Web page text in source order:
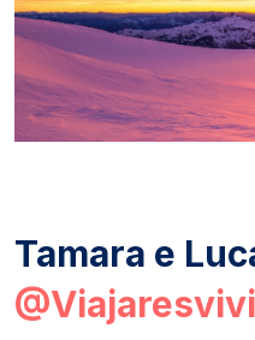
Tamara e